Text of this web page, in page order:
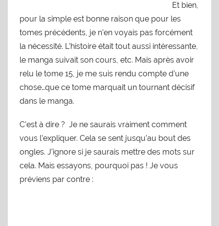
Et bien,
pour la simple est bonne raison que pour les
tomes précédents, je n’en voyais pas forcément
la nécessité. L’histoire était tout aussi intéressante,
le manga suivait son cours, etc. Mais après avoir
relu le tome 15, je me suis rendu compte d’une
chose…que ce tome marquait un tournant décisif
dans le manga.
C’est à dire ? Je ne saurais vraiment comment
vous l’expliquer. Cela se sent jusqu’au bout des
ongles. J’ignore si je saurais mettre des mots sur
cela. Mais essayons, pourquoi pas ! Je vous
préviens par contre :